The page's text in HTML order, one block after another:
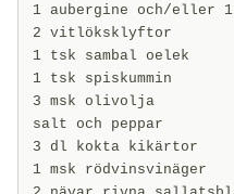
1 aubergine och/eller
2 vitlöksklyftor
1 tsk sambal oelek
1 tsk spiskummin
3 msk olivolja
salt och peppar
3 dl kokta kikärtor
1 msk rödvinsvinäger